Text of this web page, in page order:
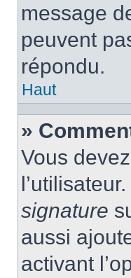
message
peuvent
répondu.
Haut
»
Vous
signature
aussi
activant